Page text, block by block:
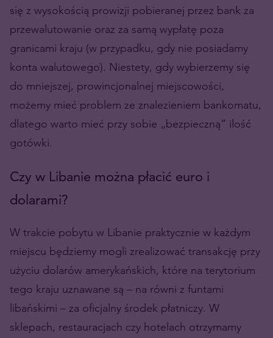
się z wysokością prowizji pobieranej przez bank za
przewalutowanie oraz za samą wypłatę poza
granicami kraju (w przypadku, gdy nie posiadamy
konta walutowego). Niestety, gdy wybierzemy się
do mniejszej, prowincjonalnej miejscowości,
możemy mieć problem ze znalezieniem bankomatu,
dlatego warto mieć przy sobie „bezpieczną” ilość
gotówki.
Czy w Libanie można płacić euro i
dolarami?
W trakcie pobytu w Libanie praktycznie w każdym
miejscu będziemy mogli zrealizować transakcję przy
użyciu dolarów amerykańskich, które na terytorium
tego kraju uznawane są – na równi z funtami
libańskimi – za oficjalny środek płatniczy. W
sklepach, restauracjach czy hotelach otrzymamy